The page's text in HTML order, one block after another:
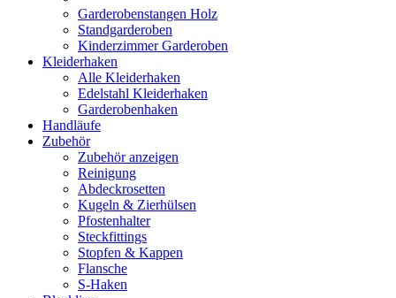
Garderobenstangen Holz
Standgarderoben
Kinderzimmer Garderoben
Kleiderhaken
Alle Kleiderhaken
Edelstahl Kleiderhaken
Garderobenhaken
Handläufe
Zubehör
Zubehör anzeigen
Reinigung
Abdeckrosetten
Kugeln & Zierhülsen
Pfostenhalter
Steckfittings
Stopfen & Kappen
Flansche
S-Haken